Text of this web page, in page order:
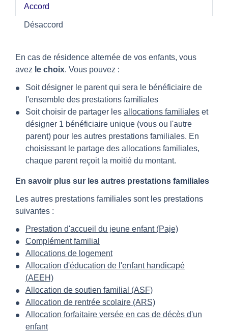
Accord
Désaccord
En cas de résidence alternée de vos enfants, vous
avez le choix. Vous pouvez :
Soit désigner le parent qui sera le bénéficiaire de
l'ensemble des prestations familiales
Soit choisir de partager les allocations familiales et
désigner 1 bénéficiaire unique (vous ou l'autre
parent) pour les autres prestations familiales. En
choisissant le partage des allocations familiales,
chaque parent reçoit la moitié du montant.
En savoir plus sur les autres prestations familiales
Les autres prestations familiales sont les prestations
suivantes :
Prestation d'accueil du jeune enfant (Paje)
Complément familial
Allocations de logement
Allocation d'éducation de l'enfant handicapé
(AEEH)
Allocation de soutien familial (ASF)
Allocation de rentrée scolaire (ARS)
Allocation forfaitaire versée en cas de décès d'un
enfant